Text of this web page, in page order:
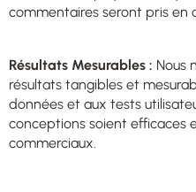
commentaires seront pris en
Résultats Mesurables : Nous
résultats tangibles et
données et aux tests
conceptions soient efficaces
commerciaux.